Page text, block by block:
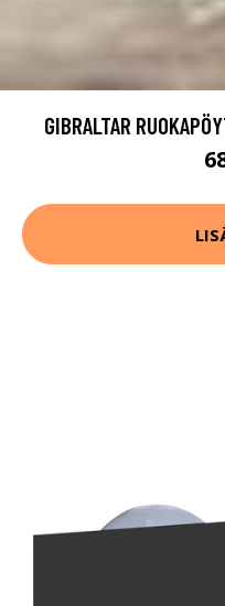
GIBRALTAR